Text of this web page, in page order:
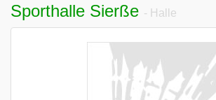
Sporthalle Sierße - Halle